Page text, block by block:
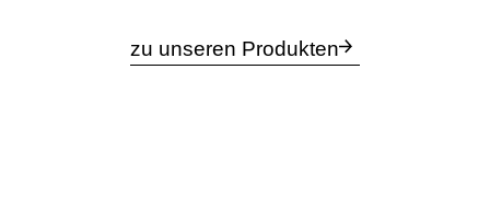
zu unseren Produkten